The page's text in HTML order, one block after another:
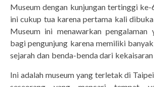
Museum dengan kunjungan tertinggi
ini cukup tua karena pertama kali
Museum ini menawarkan pengalaman
bagi pengunjung karena memiliki
sejarah dan benda-benda dari kekaisaran
Ini adalah museum yang terletak di